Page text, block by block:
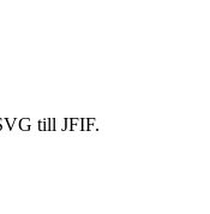
till JFIF.